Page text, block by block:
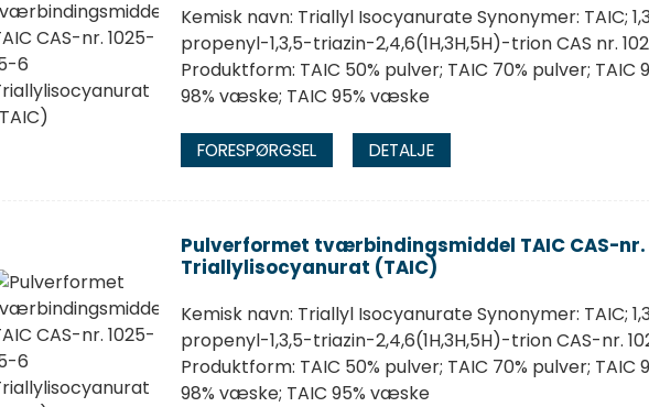
Kemisk navn: Triallyl Isocyanurate Synonymer: TAIC;
propenyl-1,3,5-triazin-2,4,6(1H,3H,5H)-trion CAS nr.
Produktform: TAIC 50% pulver; TAIC 70% pulver; TAIC
98% væske; TAIC 95% væske
FORESPØRGSEL DETALJE
Pulverformet tværbindingsmiddel TAIC CAS-nr.
Triallylisocyanurat (TAIC)
Kemisk navn: Triallyl Isocyanurate Synonymer: TAIC;
propenyl-1,3,5-triazin-2,4,6(1H,3H,5H)-trion CAS-nr.
Produktform: TAIC 50% pulver; TAIC 70% pulver; TAIC
98% væske; TAIC 95% væske